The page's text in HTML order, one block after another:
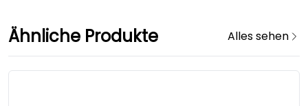
Ähnliche Produkte Alles sehen